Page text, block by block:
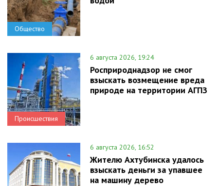
Общество
Происшествия
6 августа 2026, 19:24
Росприроднадзор не смог
взыскать возмещение вреда
природе на территории АГПЗ
6 августа 2026, 16:52
Жителю Ахтубинска удалось
взыскать деньги за упавшее
на машину дерево